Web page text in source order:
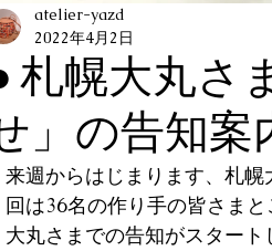
札幌大丸さ
」の告知案
atelier-yazd
2022年4月2日
来週からはじまります、札
回は36名の作り手の皆さまと
大丸さまでの告知がスタート